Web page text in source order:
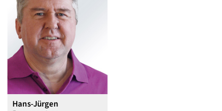
Hans-Jürgen